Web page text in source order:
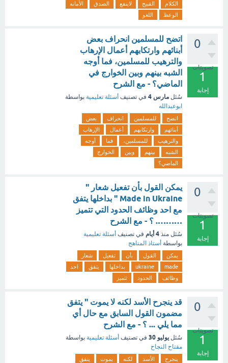
الكلام القبيح لاينفع الصدق
الأمانه
الوعظ
اللغو
0
تصويتات
1
إجابة
اتضح للمسلمين انحراف بعض
أبنائهم وارتكابهم أعمال الإرهاب
والترهيب للمسلمين، فما أوجه
الشبه بينهم وبين الخوارج في
الماضي؟ - مع الشرح
سُئل مارس 4 في تصنيف أسئلة تعليمية بواسطة
ابوعبدالله
اتضح للمسلمين انحراف
بعض
أبنائهم
وارتكابهم أعمال
الإرهاب
والترهيب
للمسلمين، فما
أوجه
الشبه
بينهم وبين
الخوارج
الماضي؟
0
تصويتات
1
إجابة
يمكن القول بأن تفعيل شعار "
Made in Ukraine " بداخلها يتفق
مع احد وظائف الحدود التي تتميز
………. ؟ - مع الشرح
سُئل منذ 4 أيام في تصنيف أسئلة تعليمية
بواسطة أستاذ المناهج
يمكن القول بأن تفعيل
شعار
made
ukraine بداخلها يتفق
احد
وظائف
الحدود تتميز
0
تصويتات
1
إجابة
قد ينجرح الأسد لكنه لا يموت " يتفق
مضمون القول السابق مع حال أي
مما يلي ... ؟ - مع الشرح
سُئل يوليو 30 في تصنيف أسئلة تعليمية بواسطة
مفتاح النجاح
ينجرح الأسد لكنه يموت
يتفق